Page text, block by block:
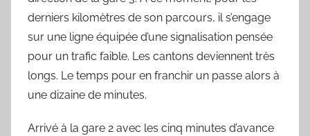
derniers kilomètres de son parcours, il s’engage
sur une ligne équipée d’une signalisation pensée
pour un trafic faible. Les cantons deviennent très
longs. Le temps pour en franchir un passe alors à
une dizaine de minutes.
Arrivé à la gare 2 avec les cinq minutes d’avance